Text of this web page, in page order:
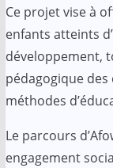
Ce projet vise à
enfants atteints
développement,
pédagogique
méthodes
Le parcours
engagement